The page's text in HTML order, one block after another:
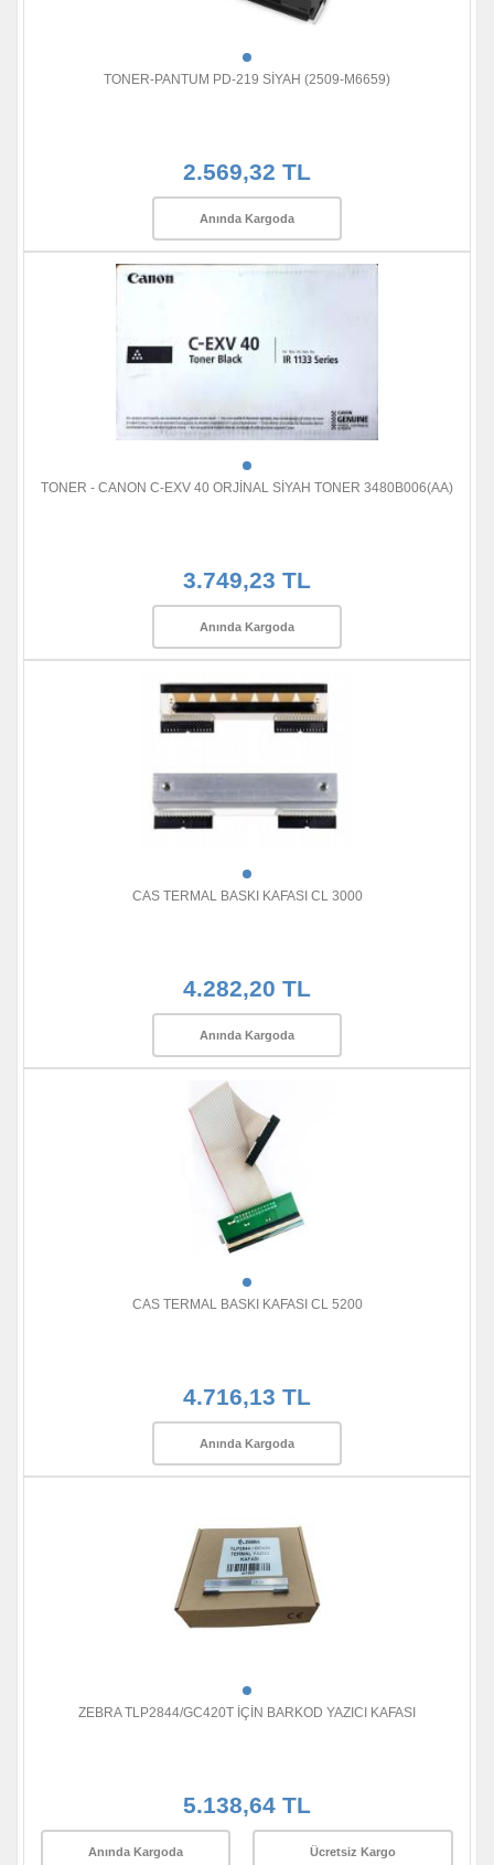
TONER-PANTUM PD-219 SİYAH (2509-M6659)
2.569,32 TL
Anında Kargoda
TONER - CANON C-EXV 40 ORJİNAL SİYAH TONER 3480B006(AA)
3.749,23 TL
Anında Kargoda
CAS TERMAL BASKI KAFASI CL 3000
4.282,20 TL
Anında Kargoda
CAS TERMAL BASKI KAFASI CL 5200
4.716,13 TL
Anında Kargoda
ZEBRA TLP2844/GC420T İÇİN BARKOD YAZICI KAFASI
5.138,64 TL
Anında Kargoda Ücretsiz Kargo